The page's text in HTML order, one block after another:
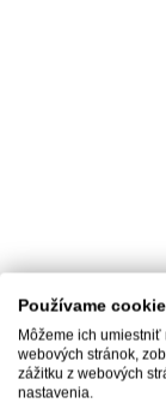
Používame
Môžeme ich
webových stránok,
zážitku z webových
nastavenia.